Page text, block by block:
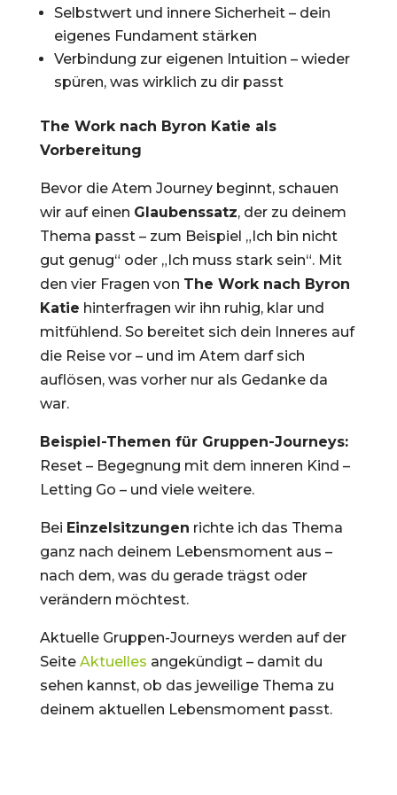
Selbstwert und innere Sicherheit – dein
eigenes Fundament stärken
Verbindung zur eigenen Intuition – wieder
spüren, was wirklich zu dir passt
The Work nach Byron Katie als
Vorbereitung
Bevor die Atem Journey beginnt, schauen
wir auf einen Glaubenssatz, der zu deinem
Thema passt – zum Beispiel „Ich bin nicht
gut genug“ oder „Ich muss stark sein“. Mit
den vier Fragen von The Work nach Byron
Katie hinterfragen wir ihn ruhig, klar und
mitfühlend. So bereitet sich dein Inneres auf
die Reise vor – und im Atem darf sich
auflösen, was vorher nur als Gedanke da
war.
Beispiel-Themen für Gruppen-Journeys:
Reset – Begegnung mit dem inneren Kind –
Letting Go – und viele weitere.
Bei Einzelsitzungen richte ich das Thema
ganz nach deinem Lebensmoment aus –
nach dem, was du gerade trägst oder
verändern möchtest.
Aktuelle Gruppen-Journeys werden auf der
Seite Aktuelles angekündigt – damit du
sehen kannst, ob das jeweilige Thema zu
deinem aktuellen Lebensmoment passt.